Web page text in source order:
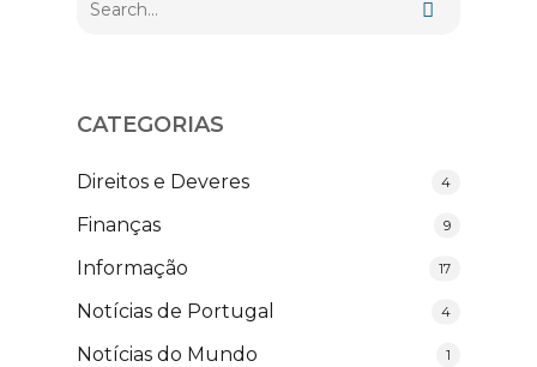
CATEGORIAS
Direitos e Deveres 4
Finanças 9
Informação 17
Notícias de Portugal 4
Notícias do Mundo 1